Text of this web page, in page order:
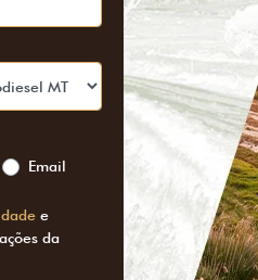
Email
e
da